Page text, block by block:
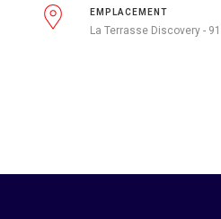
EMPLACEMENT
La Terrasse Discovery -